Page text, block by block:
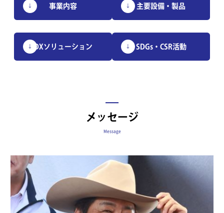
事業内容 主要設備・製品
DXソリューション SDGs・CSR活動
メッセージ
Message